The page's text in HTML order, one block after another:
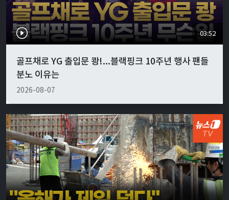
03:52
골프채로 YG 출입문 쾅!...블랙핑크 10주년 행사 팬들
분노 이유는
2026-08-07